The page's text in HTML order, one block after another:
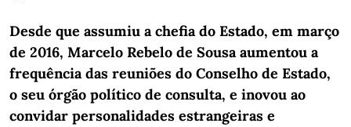
Desde que assumiu a chefia do Estado, em março
de 2016, Marcelo Rebelo de Sousa aumentou a
frequência das reuniões do Conselho de Estado,
o seu órgão político de consulta, e inovou ao
convidar personalidades estrangeiras e